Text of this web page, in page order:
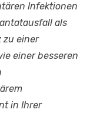
Infektionen
als
zu einer
einer besseren
in Ihrer